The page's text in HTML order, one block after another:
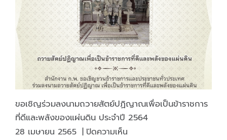
งาน
ความ
ปลอดภัย
และ
อาชีว
อนามัย
แห่ง
ครั้ง
ที่
พิธี
ทำบุญ
ตักบาตร
ถวาย
พระ
ราช
กุศล
พระบาท
สมเด็จ
พระบรม
ขอเชิญร่วมลงนามถวายสัตย์ปฏิญาณเพื่อเป็นข้าราชการ
ที่ดีและพลังของแผ่นดิน ประจำปี 2564
28 เมษายน 2565 | ปิดความเห็นบน